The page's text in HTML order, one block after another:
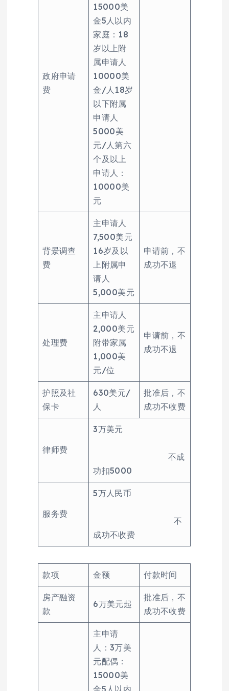
政府申请
费
15000美
金5人以内
家庭：18
岁以上附
属申请人
10000美
金/人18岁
以下附属
申请人
5000美
元/人第六
个及以上
申请人：
10000美
元
背景调查
费
主申请人
7,500美元
16岁及以
上附属申
请人
5,000美元
申请前，不
成功不退
处理费
主申请人
2,000美元
附带家属
1,000美
元/位
申请前，不
成功不退
护照及社
保卡
630美元/
人
批准后，不
成功不收费
律师费
3万美元
不成
功扣5000
服务费
5万人民币
不
成功不收费
款项 金额 付款时间
房产融资
款
6万美元起
批准后，不
成功不收费
主申请
人：3万美
元配偶：
15000美